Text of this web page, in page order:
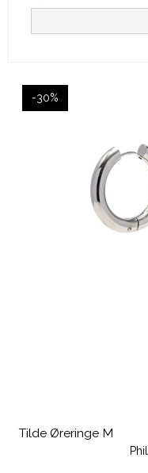
-30%
Tilde Øreringe M